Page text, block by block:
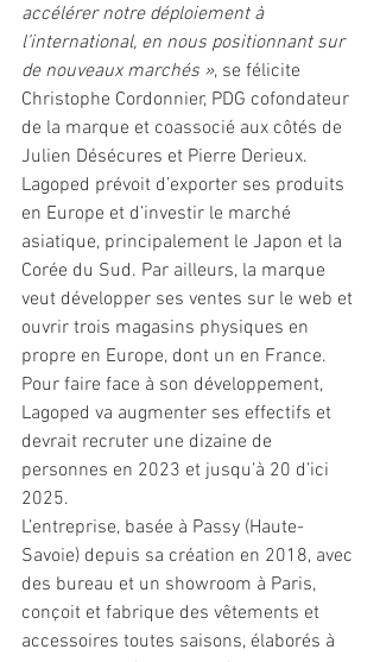
accélérer notre déploiement à
l’international, en nous positionnant sur
de nouveaux marchés », se félicite
Christophe Cordonnier, PDG cofondateur
de la marque et coassocié aux côtés de
Julien Désécures et Pierre Derieux.
Lagoped prévoit d’exporter ses produits
en Europe et d’investir le marché
asiatique, principalement le Japon et la
Corée du Sud. Par ailleurs, la marque
veut développer ses ventes sur le web et
ouvrir trois magasins physiques en
propre en Europe, dont un en France.
Pour faire face à son développement,
Lagoped va augmenter ses effectifs et
devrait recruter une dizaine de
personnes en 2023 et jusqu’à 20 d’ici
2025.
L’entreprise, basée à Passy (Haute-
Savoie) depuis sa création en 2018, avec
des bureau et un showroom à Paris,
conçoit et fabrique des vêtements et
accessoires toutes saisons, élaborés à